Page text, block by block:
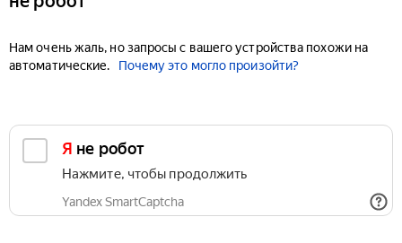
Нам очень жаль, но запросы с вашего устройства похожи на
автоматические.
Почему это могло произойти?
Я не робот
Нажмите, чтобы продолжить
Yandex SmartCaptcha